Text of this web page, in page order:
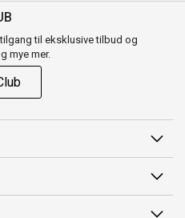
til eksklusive tilbud og
mye mer.